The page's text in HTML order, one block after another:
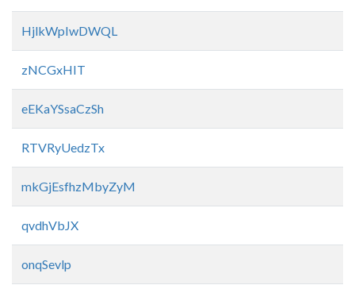
HjlkWpIwDWQL
zNCGxHIT
eEKaYSsaCzSh
RTVRyUedzTx
mkGjEsfhzMbyZyM
qvdhVbJX
onqSevlp